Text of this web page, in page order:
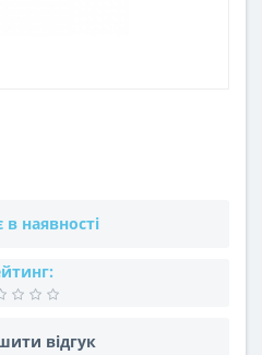
наявності
відгук